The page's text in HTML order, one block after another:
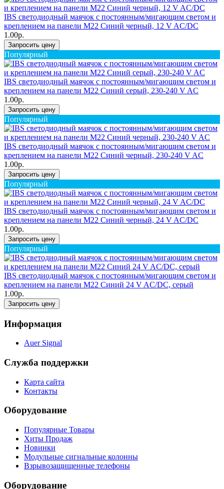
IBS светодиодный маячок с постоянным/мигающим светом и
креплением на панели M22 Синий черный, 12 V AC/DC
1.00р.
Запросить цену
Популярный
IBS светодиодный маячок с постоянным/мигающим светом и
креплением на панели M22 Синий серый, 230-240 V AC
1.00р.
Запросить цену
Популярный
IBS светодиодный маячок с постоянным/мигающим светом и
креплением на панели M22 Синий черный, 230-240 V AC
1.00р.
Запросить цену
Популярный
IBS светодиодный маячок с постоянным/мигающим светом и
креплением на панели M22 Синий черный, 24 V AC/DC
1.00р.
Запросить цену
Популярный
IBS светодиодный маячок с постоянным/мигающим светом и
креплением на панели M22 Синий 24 V AC/DC, серый
1.00р.
Запросить цену
Информация
Auer Signal
Служба поддержки
Карта сайта
Контакты
Оборудование
Популярные Товары
Хиты Продаж
Новинки
Модульные сигнальные колонны
Взрывозащищенные телефоны
Оборудование